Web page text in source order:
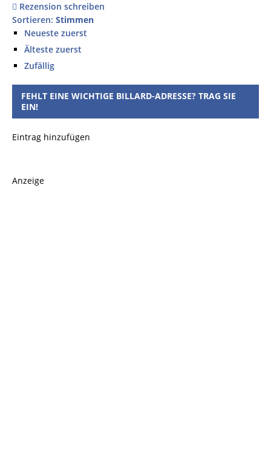
Rezension schreiben
Sortieren: Stimmen
Neueste zuerst
Älteste zuerst
Zufällig
FEHLT EINE WICHTIGE BILLARD-ADRESSE? TRAG SIE
EIN!
Eintrag hinzufügen
Anzeige